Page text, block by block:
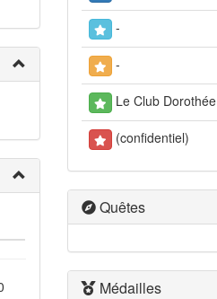
-
-
Le Club Dorothée
(confidentiel)
Quêtes
Médailles